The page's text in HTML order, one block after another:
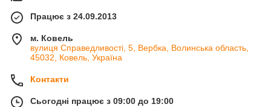
Працює з 24.09.2013
м. Ковель
вулиця Справедливості, 5, Вербка, Волинська область,
45032, Ковель, Україна
Контакти
Сьогодні працює з 09:00 до 19:00